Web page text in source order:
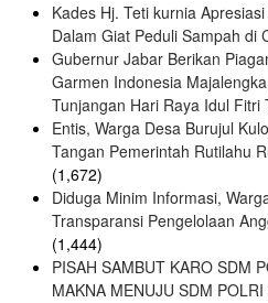
Kades Hj. Teti kurnia
Dalam Giat Peduli Sampah di
Gubernur Jabar Berikan
Garmen Indonesia
Tunjangan Hari Raya Idul Fitri
Entis, Warga Desa Burujul
Tangan Pemerintah Rutilahu
(1,672)
Diduga Minim Informasi,
Transparansi Pengelolaan
(1,444)
PISAH SAMBUT KARO SDM
MAKNA MENUJU SDM